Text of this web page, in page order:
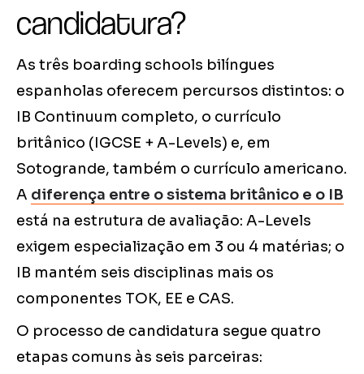
candidatura?
As três boarding schools bilíngues
espanholas oferecem percursos distintos: o
IB Continuum completo, o currículo
britânico (IGCSE + A-Levels) e, em
Sotogrande, também o currículo americano.
A diferença entre o sistema britânico e o IB
está na estrutura de avaliação: A-Levels
exigem especialização em 3 ou 4 matérias; o
IB mantém seis disciplinas mais os
componentes TOK, EE e CAS.
O processo de candidatura segue quatro
etapas comuns às seis parceiras: